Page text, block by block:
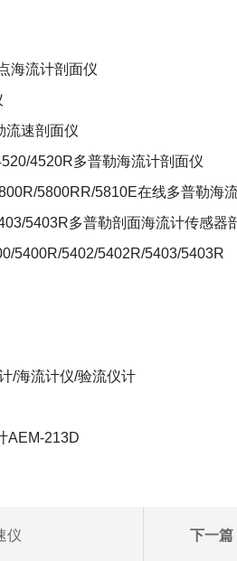
海流计剖面仪
流速剖面仪
4520R多普勒海流计剖面仪
5800RR/5810E在线多普勒海
5403R多普勒剖面海流计传感器
5400R/5402/5402R/5403/5403R
/海流计仪/验流仪计
AEM-213D
仪 下一篇